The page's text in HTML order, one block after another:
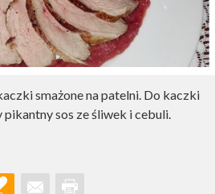
smażone na patelni. Do kaczki
pikantny sos ze śliwek i cebuli.